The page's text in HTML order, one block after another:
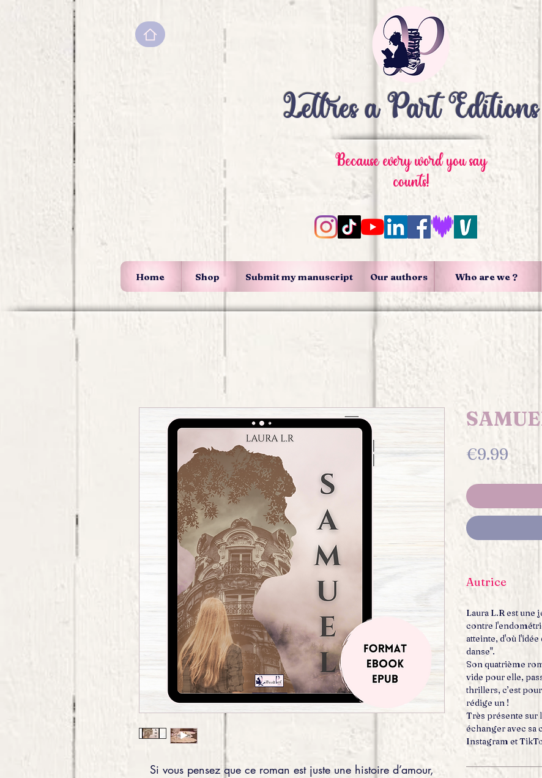
Lettres à Part Editions
Because every word you say
counts!
Home Shop Submit my manuscript Our authors Who are we ?
Si vous pensez que ce roman est juste une histoire d’amour,
€9.99
Autrice
Laura L.R est une
contre
atteinte, d'où
danse".
Son quatrième
vide pour elle,
thrillers, c’est
rédige un !
Très présente sur
échanger avec sa
Instagram et